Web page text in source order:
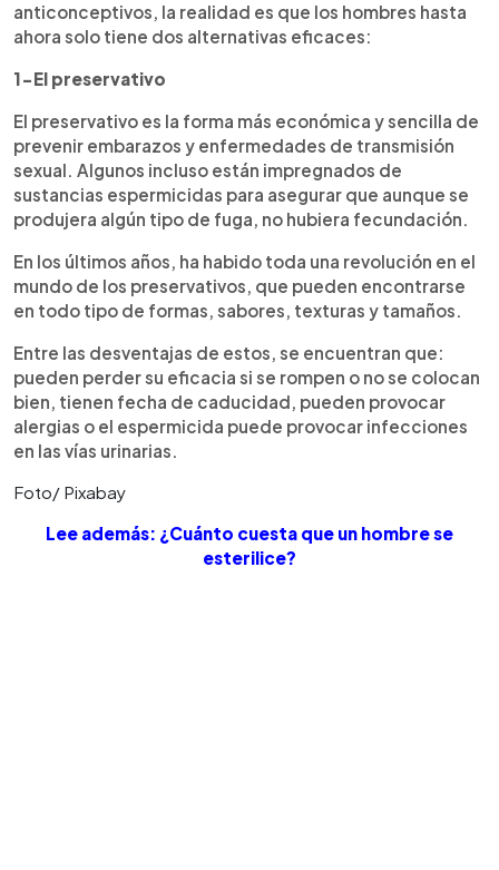
anticonceptivos, la realidad es que los hombres hasta
ahora solo tiene dos alternativas eficaces:
1-El preservativo
El preservativo es la forma más económica y sencilla de
prevenir embarazos y enfermedades de transmisión
sexual. Algunos incluso están impregnados de
sustancias espermicidas para asegurar que aunque se
produjera algún tipo de fuga, no hubiera fecundación.
En los últimos años, ha habido toda una revolución en el
mundo de los preservativos, que pueden encontrarse
en todo tipo de formas, sabores, texturas y tamaños.
Entre las desventajas de estos, se encuentran que:
pueden perder su eficacia si se rompen o no se colocan
bien, tienen fecha de caducidad, pueden provocar
alergias o el espermicida puede provocar infecciones
en las vías urinarias.
Foto/ Pixabay
Lee además: ¿Cuánto cuesta que un hombre se
esterilice?